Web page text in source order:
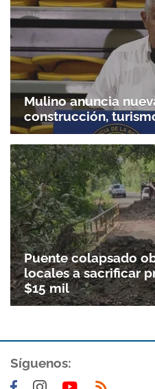
Mulino anuncia
construcción,
Puente colapsado
locales a sacrificar
$15 mil
Síguenos: